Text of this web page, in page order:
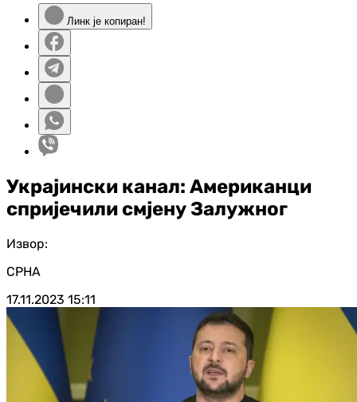
Линк је копиран!
Украјински канал: Американци
спријечили смјену Залужног
Извор:
СРНА
17.11.2023 15:11